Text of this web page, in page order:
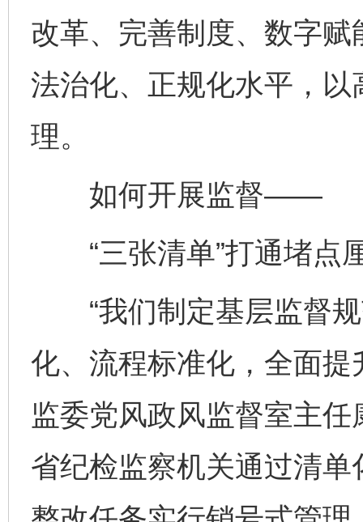
改革、完善制度、数字
法治化、正规化水平，
理。
如何开展监督——
“三张清单”打通堵点
“我们制定基层监督规
化、流程标准化，全面提
监委党风政风监督室主
省纪检监察机关通过清